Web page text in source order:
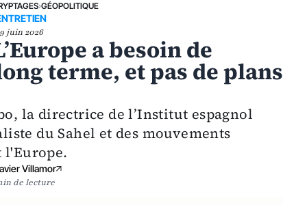
›GÉOPOLITIQUE
9 juin 2026
a besoin de
terme, et pas de plans
la directrice de l’Institut espagnol
du Sahel et des mouvements
l'Europe.
Villamor
de lecture